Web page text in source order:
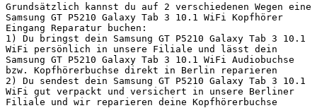
Grundsätzlich kannst du auf 2 verschiedenen Wegen eine
Samsung GT P5210 Galaxy Tab 3 10.1 WiFi Kopfhörer
Eingang Reparatur buchen:
1) Du bringst dein Samsung GT P5210 Galaxy Tab 3 10.1
WiFi persönlich in unsere Filiale und lässt dein
Samsung GT P5210 Galaxy Tab 3 10.1 WiFi Audiobuchse
bzw. Kopfhörerbuchse direkt in Berlin reparieren
2) Du sendest dein Samsung GT P5210 Galaxy Tab 3 10.1
WiFi gut verpackt und versichert in unsere Berliner
Filiale und wir reparieren deine Kopfhörerbuchse